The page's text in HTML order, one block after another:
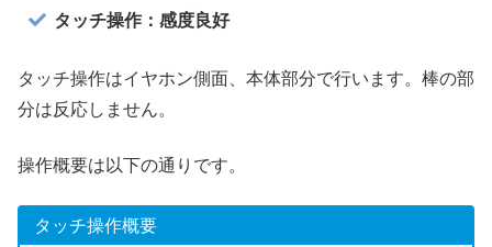
タッチ操作：感度良好
タッチ操作はイヤホン側面、本体部分で行います。棒の部
分は反応しません。
操作概要は以下の通りです。
タッチ操作概要